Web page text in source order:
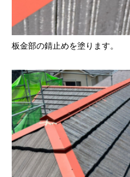
板金部の錆止めを塗ります。